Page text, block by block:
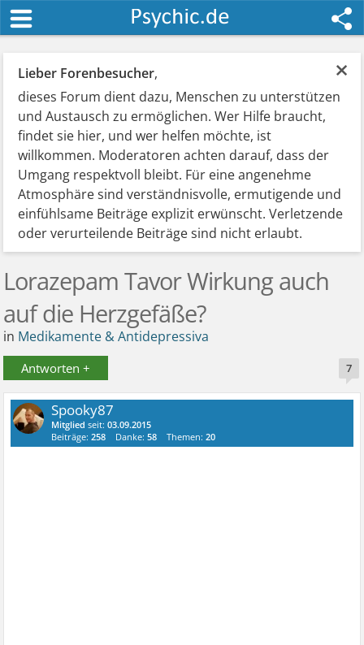
×
Lieber Forenbesucher,
dieses Forum dient dazu, Menschen zu unterstützen
und Austausch zu ermöglichen. Wer Hilfe braucht,
findet sie hier, und wer helfen möchte, ist
willkommen. Moderatoren achten darauf, dass der
Umgang respektvoll bleibt. Für eine angenehme
Atmosphäre sind verständnisvolle, ermutigende und
einfühlsame Beiträge explizit erwünscht. Verletzende
oder verurteilende Beiträge sind nicht erlaubt.
Lorazepam Tavor Wirkung auch
auf die Herzgefäße?
in Medikamente & Antidepressiva
Antworten + 7
Spooky87
Mitglied seit:03.09.2015
Beiträge:258 Danke:58 Themen:20